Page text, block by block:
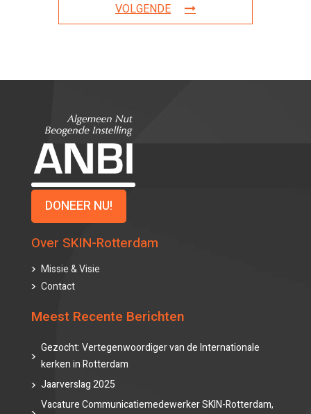
VOLGENDE
DONEER NU!
Over SKIN-Rotterdam
Missie & Visie
Contact
Meest Recente Berichten
Gezocht: Vertegenwoordiger van de Internationale
kerken in Rotterdam
Jaarverslag 2025
Vacature Communicatiemedewerker SKIN-Rotterdam,